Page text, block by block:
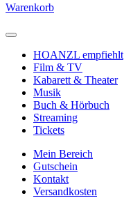
Warenkorb
HOANZL empfiehlt
Film & TV
Kabarett & Theater
Musik
Buch & Hörbuch
Streaming
Tickets
Mein Bereich
Gutschein
Kontakt
Versandkosten